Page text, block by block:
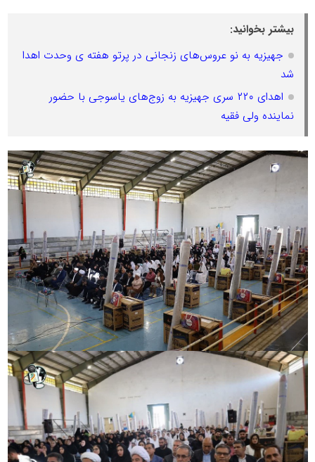
بیشتر بخوانید:
جهیزیه به نو عروس‌های زنجانی در پرتو هفته ی وحدت اهدا
شد
اهدای ۲۲۰ سری جهیزیه به زوج‌های یاسوجی با حضور
نماینده ولی فقیه